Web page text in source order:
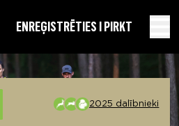
ENREĢISTRĒTIES I PIRKT
2025 dalībnieki